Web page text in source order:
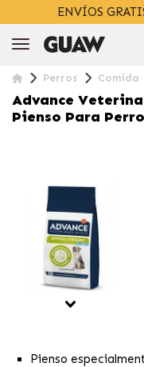
ENVÍOS
Perros Comida
Advance
Pienso Para
Pienso